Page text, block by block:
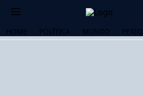
HOME POLÍTICA MUNDO